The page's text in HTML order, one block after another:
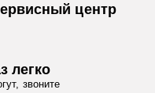
центр
легко
звоните